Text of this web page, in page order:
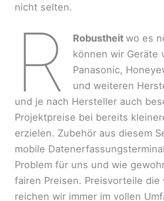
nicht selten.
R Robustheitwo es
können wir Geräte
Panasonic,
und weiteren
und je nach Hersteller auch
Projektpreise bei bereits
erzielen. Zubehör aus diesem
mobile
Problem für uns und wie
fairen Preisen. Preisvorteile die
reichen wir immer im vollen